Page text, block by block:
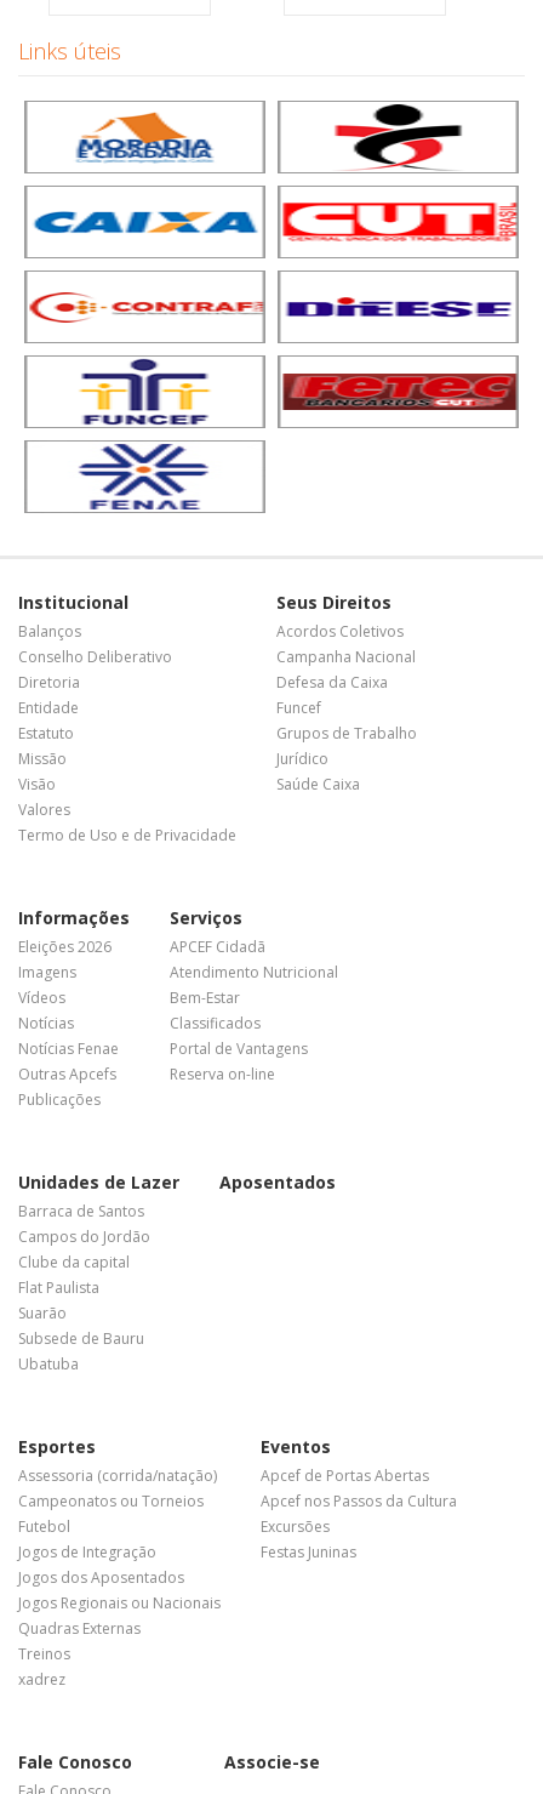
Links úteis
Institucional
Balanços
Conselho Deliberativo
Diretoria
Entidade
Estatuto
Missão
Visão
Valores
Termo de Uso e de Privacidade
Seus Direitos
Acordos Coletivos
Campanha Nacional
Defesa da Caixa
Funcef
Grupos de Trabalho
Jurídico
Saúde Caixa
Informações
Eleições 2026
Imagens
Vídeos
Notícias
Notícias Fenae
Outras Apcefs
Publicações
Serviços
APCEF Cidadã
Atendimento Nutricional
Bem-Estar
Classificados
Portal de Vantagens
Reserva on-line
Unidades de Lazer
Barraca de Santos
Campos do Jordão
Clube da capital
Flat Paulista
Suarão
Subsede de Bauru
Ubatuba
Aposentados
Esportes
Assessoria (corrida/natação)
Campeonatos ou Torneios
Futebol
Jogos de Integração
Jogos dos Aposentados
Jogos Regionais ou Nacionais
Quadras Externas
Treinos
xadrez
Eventos
Apcef de Portas Abertas
Apcef nos Passos da Cultura
Excursões
Festas Juninas
Fale Conosco Associe-se